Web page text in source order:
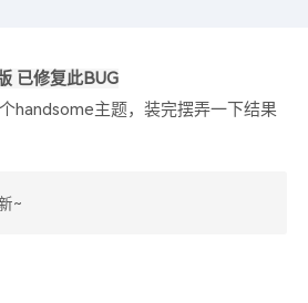
已修复此BUG
handsome主题，装完摆弄一下结果
~